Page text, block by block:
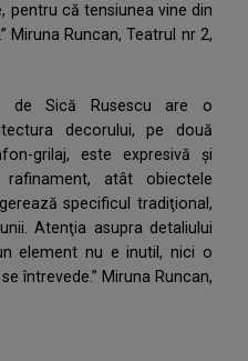
pentru că tensiunea vine din
Miruna Runcan, Teatrul nr 2,
de Sică Rusescu are o
decorului, pe două
grilaj, este expresivă şi
atât obiectele
specificul tradiţional,
Atenţia asupra detaliului
element nu e inutil, nici o
întrevede.” Miruna Runcan,